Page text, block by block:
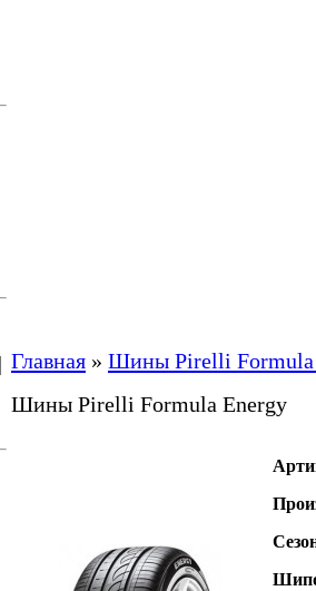
Главная » Шины Pirelli Formula
Шины Pirelli Formula Energy